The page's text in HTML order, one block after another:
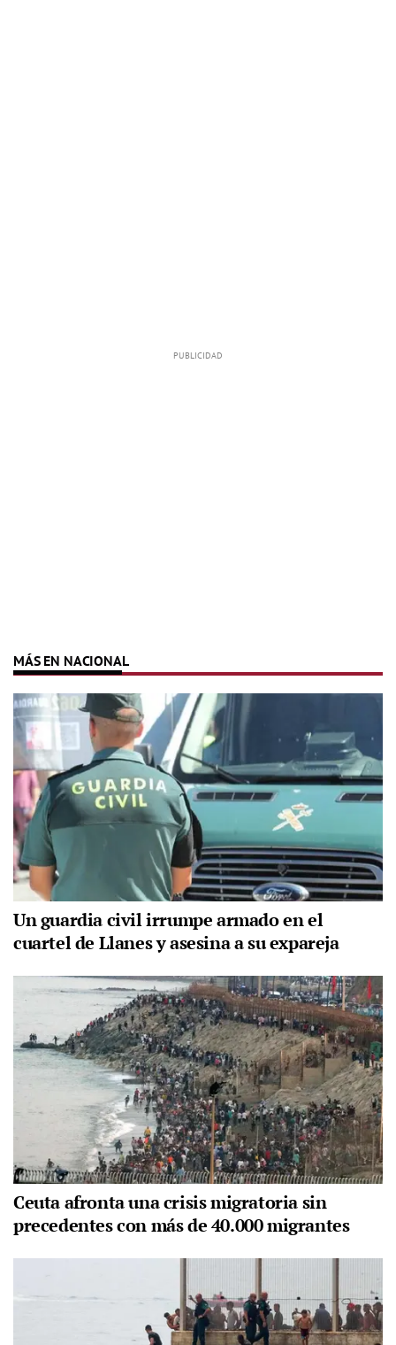
MÁS EN NACIONAL
Un guardia civil irrumpe armado en el
cuartel de Llanes y asesina a su expareja
Ceuta afronta una crisis migratoria sin
precedentes con más de 40.000 migrantes